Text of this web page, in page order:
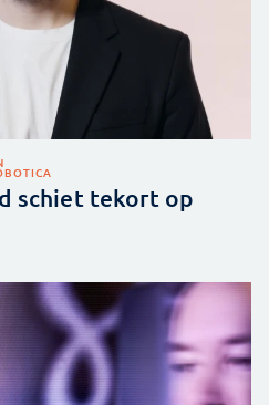
schiet tekort op